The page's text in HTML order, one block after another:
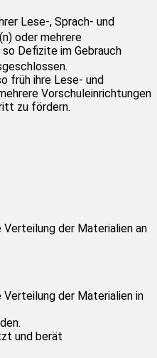
Lese-, Sprach- und
oder mehrere
Defizite im Gebrauch
früh ihre Lese- und
Vorschuleinrichtungen
zu fördern.
der Materialien an
der Materialien in
und berät